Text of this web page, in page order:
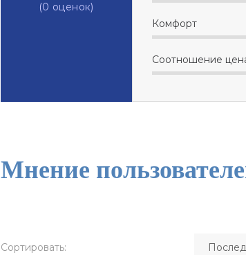
(0 оценок)
Комфорт
Соотношение
Мнение
Сортировать: